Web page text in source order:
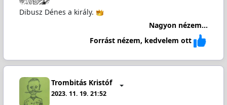
Dibusz Dénes a király.
Nagyon nézem...
Forrást nézem, kedvelem ott
Trombitás Kristóf
2023. 11. 19. 21:52